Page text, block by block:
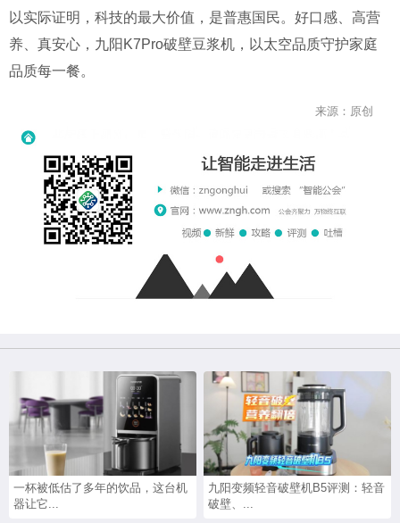
以实际证明，科技的最大价值，是普惠国民。好口感、高营
养、真安心，九阳K7Pro破壁豆浆机，以太空品质守护家庭
品质每一餐。
来源：原创
一杯被低估了多年的饮品，这台机
器让它...
九阳变频轻音破壁机B5评测：轻音
破壁、...